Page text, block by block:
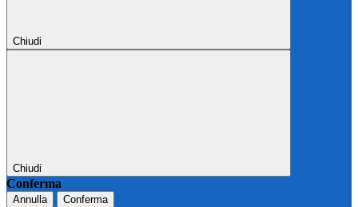
Chiudi
Chiudi
Conferma
Annulla Conferma